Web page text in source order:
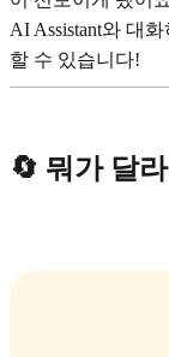
AI Assistant와 대
할 수 있습니다!
🔄 뭐가 달